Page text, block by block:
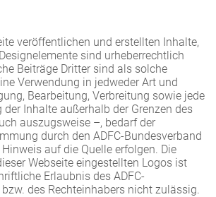
veröffentlichen und erstellten Inhalte,
sind urheberrechtlich
Beiträge Dritter sind als solche
Verwendung in jedweder Art und
Bearbeitung, Verbreitung sowie jede
der Inhalte außerhalb der Grenzen des
auszugsweise –, bedarf der
durch den ADFC-Bundesverband
auf die Quelle erfolgen. Die
Webseite eingestellten Logos ist
Erlaubnis des ADFC-
des Rechteinhabers nicht zulässig.